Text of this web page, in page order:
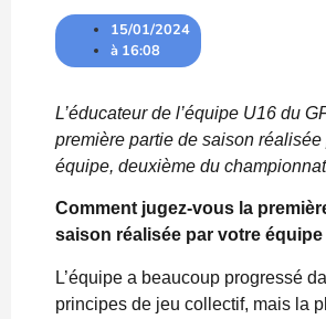
15/01/2024
à 16:08
L’éducateur de l’équipe U16 du
première partie de saison réalisée
équipe, deuxième du
Comment jugez-vous la
saison réalisée par votre équipe
L’équipe a beaucoup progressé
principes de jeu collectif, mais la